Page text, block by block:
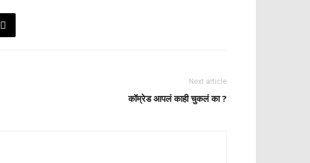
Next article
कॉम्रेड आपलं काही चुकलं का ?